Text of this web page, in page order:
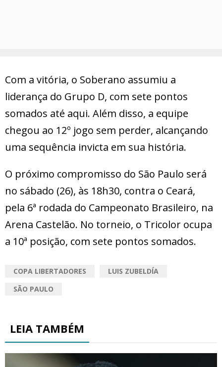
Com a vitória, o Soberano assumiu a
liderança do Grupo D, com sete pontos
somados até aqui. Além disso, a equipe
chegou ao 12º jogo sem perder, alcançando
uma sequência invicta em sua história.
O próximo compromisso do São Paulo será
no sábado (26), às 18h30, contra o Ceará,
pela 6ª rodada do Campeonato Brasileiro, na
Arena Castelão. No torneio, o Tricolor ocupa
a 10ª posição, com sete pontos somados.
COPA LIBERTADORES
LUIS ZUBELDÍA
SÃO PAULO
LEIA TAMBÉM